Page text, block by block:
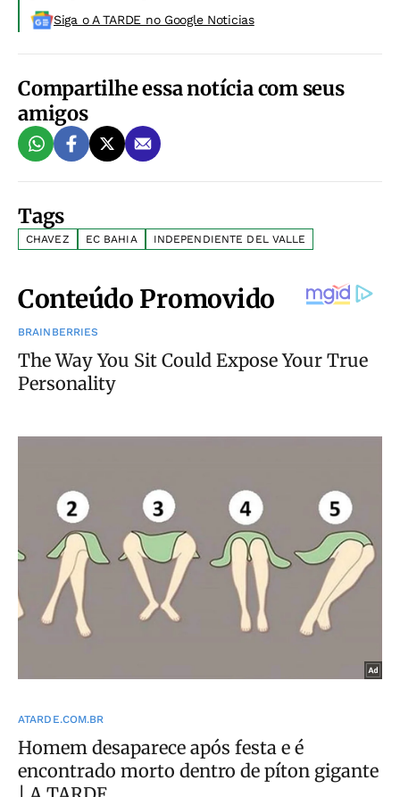
Siga o A TARDE no Google Noticias
Compartilhe essa notícia com seus
amigos
Tags
CHAVEZ EC BAHIA INDEPENDIENTE DEL VALLE